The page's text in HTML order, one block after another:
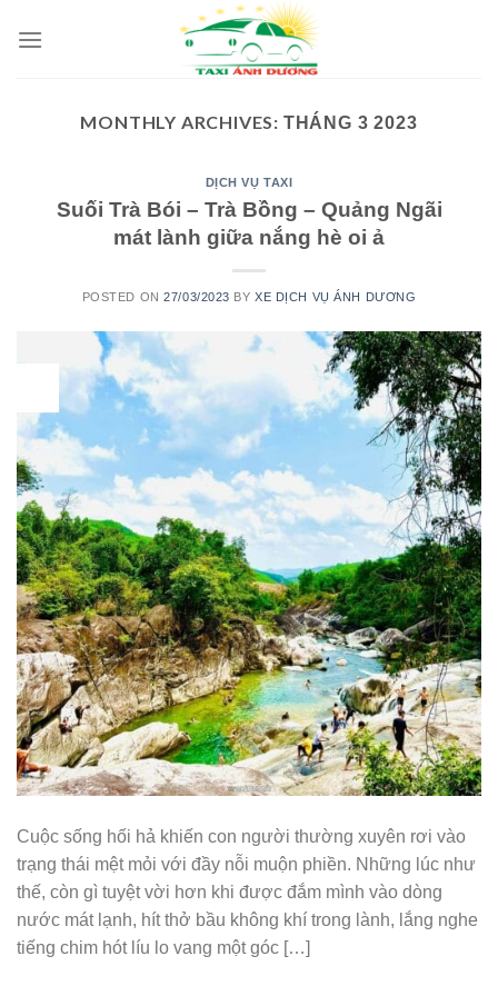
MONTHLY ARCHIVES: THÁNG 3 2023
DỊCH VỤ TAXI
Suối Trà Bói – Trà Bồng – Quảng Ngãi
mát lành giữa nắng hè oi ả
POSTED ON27/03/2023 BYXE DỊCH VỤ ÁNH DƯƠNG
Cuộc sống hối hả khiến con người thường xuyên rơi vào
trạng thái mệt mỏi với đầy nỗi muộn phiền. Những lúc như
thế, còn gì tuyệt vời hơn khi được đắm mình vào dòng
nước mát lạnh, hít thở bầu không khí trong lành, lắng nghe
tiếng chim hót líu lo vang một góc […]